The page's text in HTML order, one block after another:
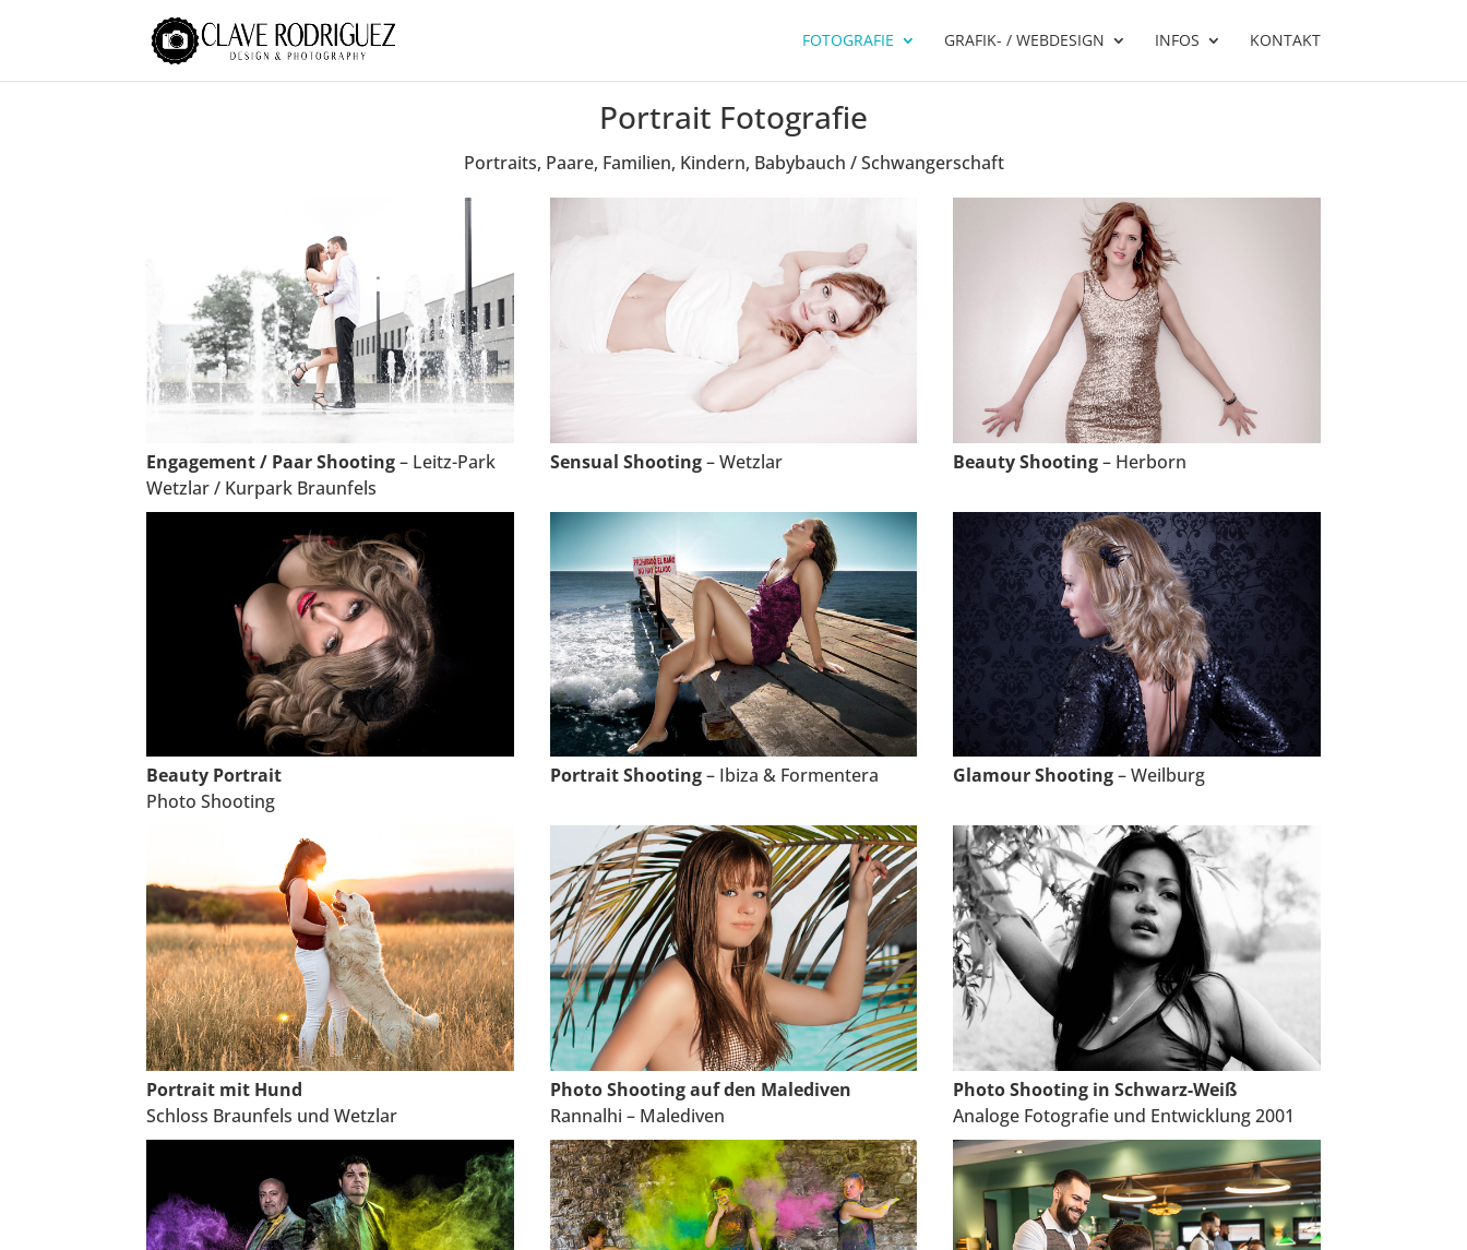
FOTOGRAFIE GRAFIK- / WEBDESIGN INFOS KONTAKT
Portrait Fotografie
Portraits, Paare, Familien, Kindern, Babybauch / Schwangerschaft
Engagement / Paar Shooting– Leitz-Park
Wetzlar / Kurpark Braunfels
Sensual Shooting– Wetzlar Beauty Shooting– Herborn
Beauty Portrait
Photo Shooting
Portrait Shooting– Ibiza & Formentera Glamour Shooting– Weilburg
Portrait mit Hund
Schloss Braunfels und Wetzlar
Photo Shooting auf den Malediven
Rannalhi – Malediven
Photo Shooting in Schwarz-Weiß
Analoge Fotografie und Entwicklung 2001